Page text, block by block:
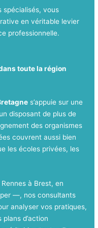
spécialisés, vous
en véritable levier
professionnelle.
toute la région
s’appuie sur une
disposant de plus de
des organismes
couvrent aussi bien
les écoles privées, les
à Brest, en
—, nos consultants
analyser vos pratiques,
d’action